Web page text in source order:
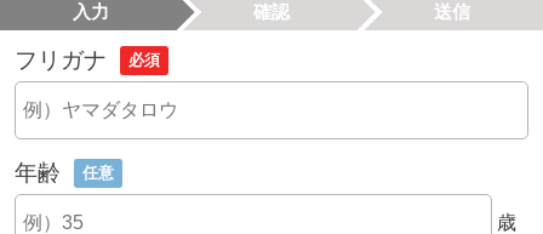
入力 確認 送信
フリガナ 必須
年齢 任意
歳